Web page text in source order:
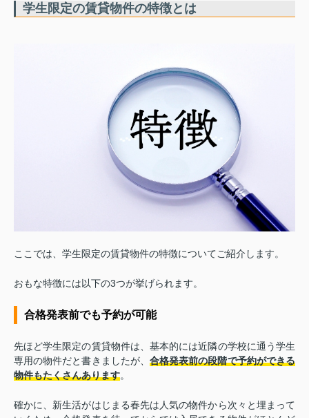
学生限定の賃貸物件の特徴とは
ここでは、学生限定の賃貸物件の特徴についてご紹介します。
おもな特徴には以下の3つが挙げられます。
合格発表前でも予約が可能
先ほど学生限定の賃貸物件は、基本的には近隣の学校に通う学生
専用の物件だと書きましたが、 合格発表前の段階で予約ができる
物件もたくさんあります。
確かに、新生活がはじまる春先は人気の物件から次々と埋まって